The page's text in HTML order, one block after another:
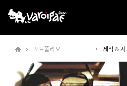
포트폴리오 제작 & 시